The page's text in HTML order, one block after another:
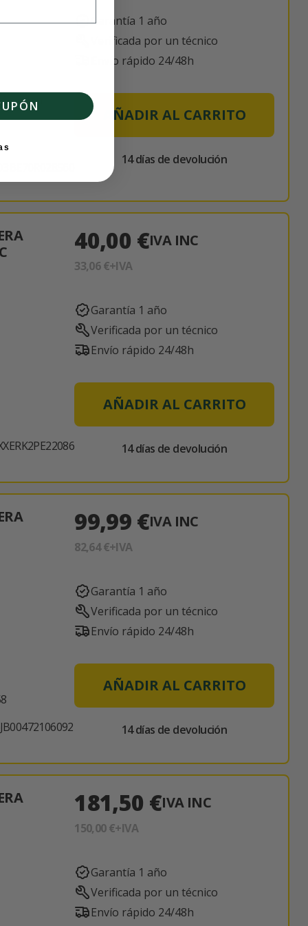
Sedán
Garantía 1 año
Verificada por un técnico
Envío rápido 24/48h
AÑADIR AL CARRITO
14 días de devolución
40,00 €IVA INC
33,06 €+IVA
Garantía 1 año
Verificada por un técnico
Envío rápido 24/48h
AÑADIR AL CARRITO
14 días de devolución
99,99 €IVA INC
82,64 €+IVA
Garantía 1 año
Verificada por un técnico
Envío rápido 24/48h
AÑADIR AL CARRITO
14 días de devolución
181,50 €IVA INC
150,00 €+IVA
Garantía 1 año
Verificada por un técnico
Envío rápido 24/48h